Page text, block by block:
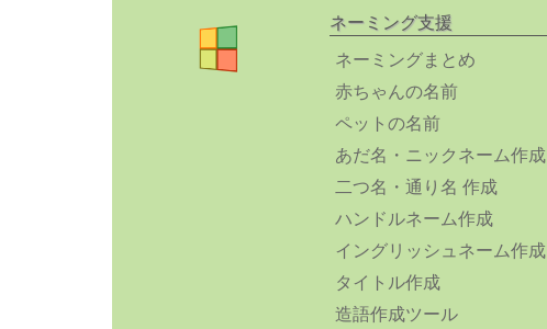
ネーミング支援
ネーミングまとめ
赤ちゃんの名前
ペットの名前
あだ名・ニックネーム作成
二つ名・通り名 作成
ハンドルネーム作成
イングリッシュネーム作成
タイトル作成
造語作成ツール